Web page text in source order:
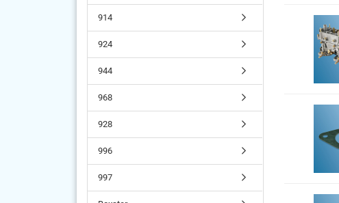
914
924
944
968
928
996
997